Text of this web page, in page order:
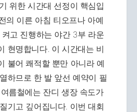
위한 시간대 선정이 핵심입
의 이른 아침 티오프나 아예
고 진행하는 야간 3부 라운
현명합니다. 이 시간대는 비
불어 쾌적할 뿐만 아니라 예
하므로 한 발 앞선 예약이 필
름철에는 잔디 생장 속도가
기고 깊어집니다. 이번 대회